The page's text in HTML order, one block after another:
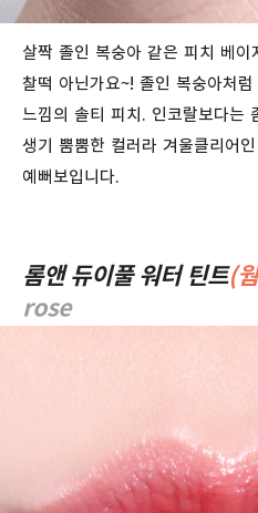
살짝 졸인 복숭아 같은 피치 베
찰떡 아닌가요~! 졸인 복숭아처
느낌의 솔티 피치. 인코랄보다는
생기 뿜뿜한 컬러라 겨울클리어
예뻐보입니다.
롬앤 듀이풀 워터 틴트(
rose